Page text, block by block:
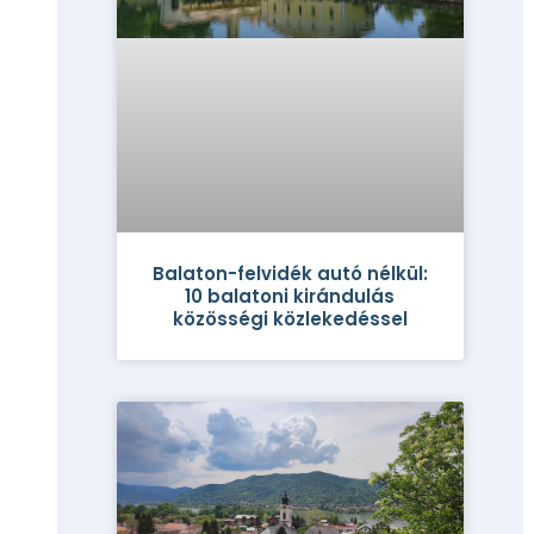
Balaton-felvidék autó nélkül:
10 balatoni kirándulás
közösségi közlekedéssel